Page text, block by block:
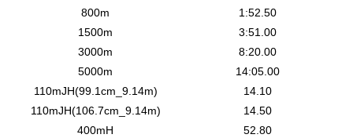
800m
1:52.50
1500m
3:51.00
3000m
8:20.00
5000m
14:05.00
110mJH(99.1cm_9.14m)
14.10
110mJH(106.7cm_9.14m)
14.50
400mH
52.80